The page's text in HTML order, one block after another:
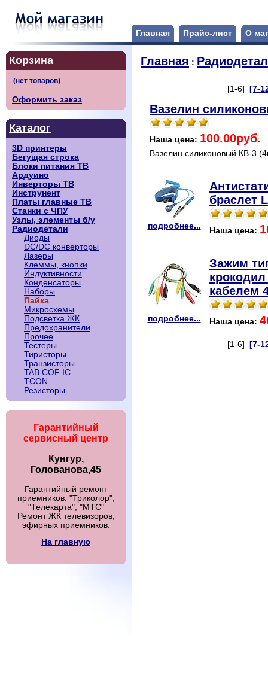
Главная Прайс-лист О
Корзина
Оформить заказ
Каталог
3D принтеры
Бегущая строка
Блоки питания ТВ
Ардуино
Инверторы ТВ
Инструнент
Платы главные ТВ
Станки с ЧПУ
Узлы, элементы б/у
Радиодетали
Диоды
DC/DC конверторы
Лазеры
Клеммы, кнопки
Индуктивности
Конденсаторы
Наборы
Пайка
Микросхемы
Подсветка ЖК
Предохранители
Прочее
Тестеры
Тиристоры
Транзисторы
TAB COF IC
TCON
Резисторы
Гарантийный
сервисный центр
Кунгур,
Голованова,45
Гарантийный ремонт
приемников: "Триколор",
"Телекарта", "МТС"
Ремонт ЖК телевизоров,
эфирных приемников.
На главную
Главная :
[1-6] [7-
Вазелин
Наша цена: 100.00руб.
Вазелин силиконовый КВ-3
подробнее...
браслет
Наша цена:
подробнее...
Зажим
крокодил
кабелем
Наша цена:
[1-6] [7-